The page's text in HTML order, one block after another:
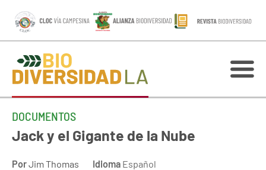
DOCUMENTOS
Jack y el Gigante de la Nube
PorJim Thomas Idioma Español